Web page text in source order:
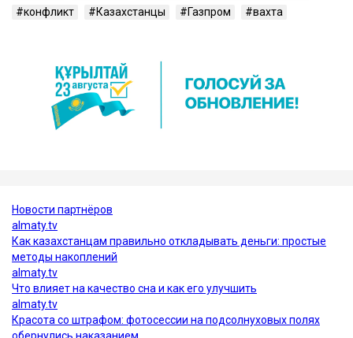
конфликт
Казахстанцы Газпром вахта